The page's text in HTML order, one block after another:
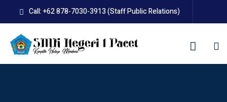
content
Call: +62 878-7030-3913 (Staff Public Relations)